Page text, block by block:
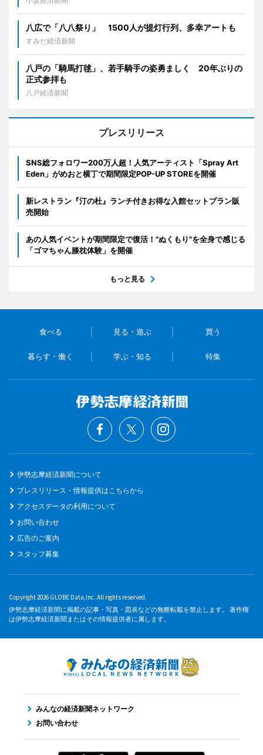
八広で「八八祭り」 1500人が提灯行列、多幸アートも
すみだ経済新聞
八戸の「騎馬打毬」、若手騎手の姿勇ましく 20年ぶりの
正式参拝も
八戸経済新聞
プレスリリース
SNS総フォロワー200万人超！人気アーティスト「Spray Art
Eden」がめおと横丁で期間限定POP-UP STOREを開催
新レストラン『汀の杜』ランチ付きお得な入館セットプラン販
売開始
あの人気イベントが期間限定で復活！"ぬくもり"を全身で感じる
「ゴマちゃん膝枕体験」を開催
もっと見る
食べる 見る・遊ぶ 買う
暮らす・働く 学ぶ・知る 特集
伊勢志摩経済新聞について
プレスリリース・情報提供はこちらから
アクセスデータの利用について
お問い合わせ
広告のご案内
スタッフ募集
Copyright 2026 GLOBE Data,Inc. All rights reserved.
伊勢志摩経済新聞に掲載の記事・写真・図表などの無断転載を禁止します。 著作権
は伊勢志摩経済新聞またはその情報提供者に属します。
みんなの経済新聞ネットワーク
お問い合わせ